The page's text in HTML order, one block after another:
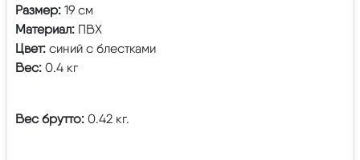
Размер: 19 см
Материал: ПВХ
Цвет: синий с блестками
Вес: 0.4 кг
Вес брутто: 0.42 кг.